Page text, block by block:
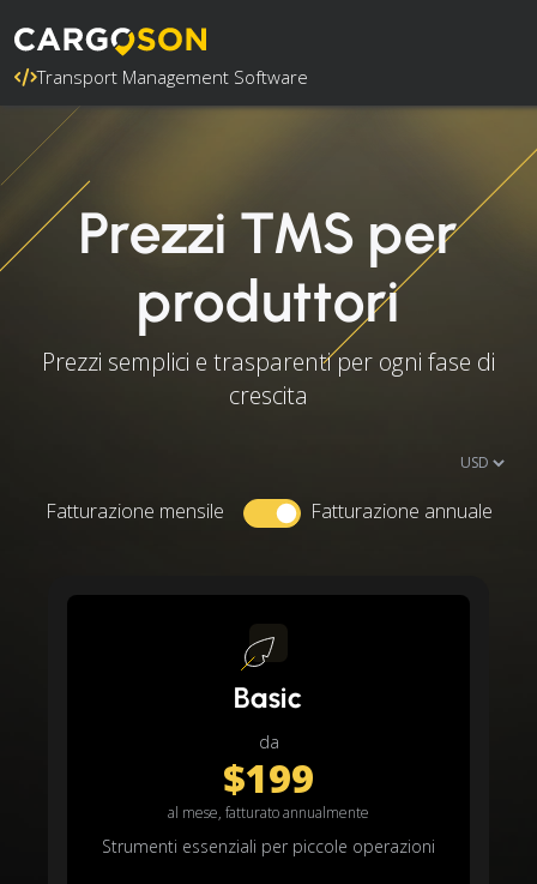
Transport Management Software
Prezzi TMS per
produttori
Prezzi semplici e trasparenti per ogni fase di
crescita
Fatturazione mensile Fatturazione annuale
Basic
da
$199
al mese, fatturato annualmente
Strumenti essenziali per piccole operazioni